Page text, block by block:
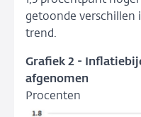
getoonde verschillen
trend.
Grafiek 2 -
afgenomen
Procenten